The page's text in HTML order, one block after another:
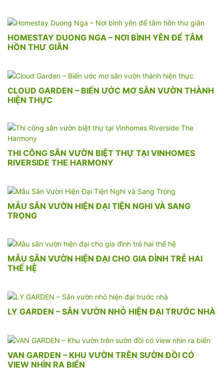
HOMESTAY DUONG NGA – NƠI BÌNH YÊN ĐỂ TÂM
HỒN THƯ GIÃN
CLOUD GARDEN – BIẾN ƯỚC MƠ SÂN VƯỜN THÀNH
HIỆN THỰC
THI CÔNG SÂN VƯỜN BIỆT THỰ TẠI VINHOMES
RIVERSIDE THE HARMONY
MẪU SÂN VƯỜN HIỆN ĐẠI TIỆN NGHI VÀ SANG
TRỌNG
MẪU SÂN VƯỜN HIỆN ĐẠI CHO GIA ĐÌNH TRẺ HAI
THẾ HỆ
LY GARDEN – SÂN VƯỜN NHỎ HIỆN ĐẠI TRƯỚC NHÀ
VAN GARDEN – KHU VƯỜN TRÊN SƯỜN ĐỒI CÓ
VIEW NHÌN RA BIỂN